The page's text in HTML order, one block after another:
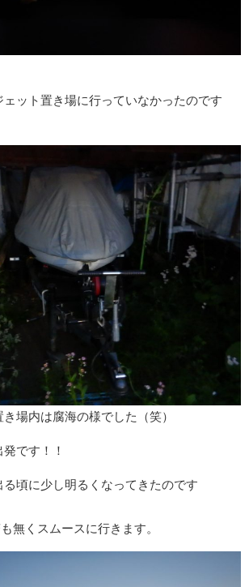
ェット置き場に行っていなかったのです
場内は腐海の様でした（笑）
です！！
頃に少し明るくなってきたのです
無くスムースに行きます。